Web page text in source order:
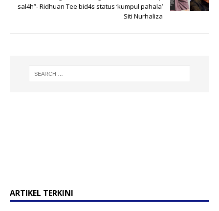
sal4h”- Ridhuan Tee bid4s status ‘kumpul pahala’
Siti Nurhaliza
ARTIKEL TERKINI